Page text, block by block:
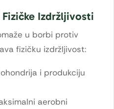
Izdržljivosti
u borbi protiv
fizičku izdržljivost:
i produkciju
aerobni